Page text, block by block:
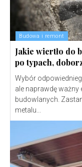
Budowa i remont
Jakie wiertło do
po typach,
Wybór
ale naprawdę
budowlanych.
metalu...